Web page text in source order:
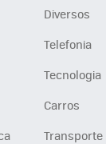
Diversos
Telefonia
Tecnologia
Carros
Transporte